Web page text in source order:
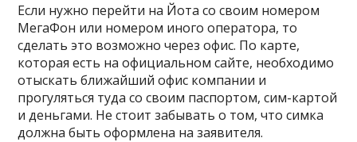
Если нужно перейти на Йота со своим номером
МегаФон или номером иного оператора, то
сделать это возможно через офис. По карте,
которая есть на официальном сайте, необходимо
отыскать ближайший офис компании и
прогуляться туда со своим паспортом, сим-картой
и деньгами. Не стоит забывать о том, что симка
должна быть оформлена на заявителя.